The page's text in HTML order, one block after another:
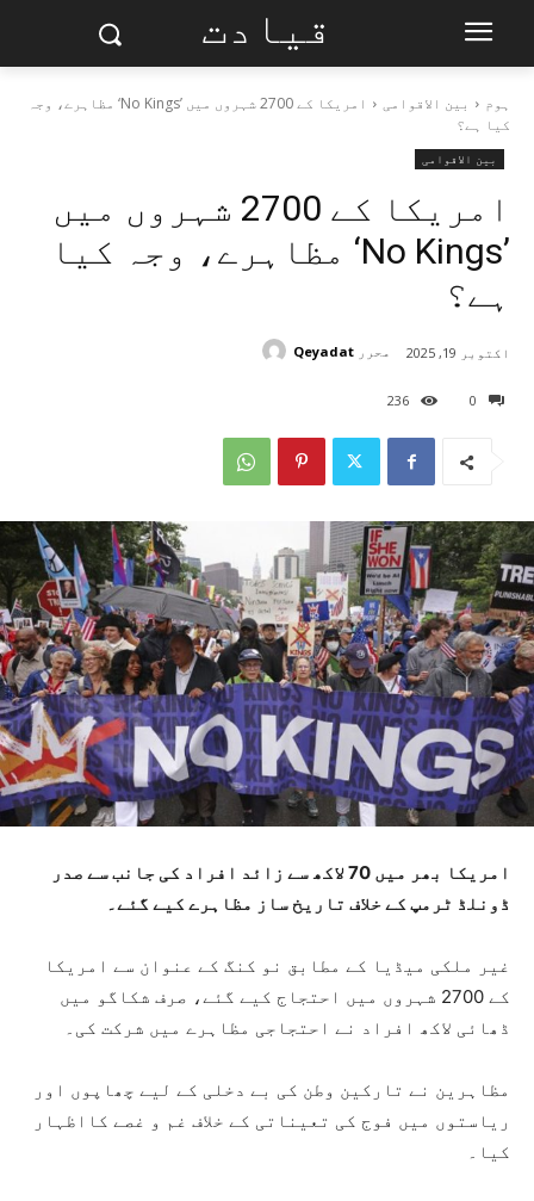
قیادت
ہوم بین الاقوامی
امریکا کے 2700 شہروں میں ’No Kings‘ مظاہرے، وجہ
کیا ہے؟
بین الاقوامی
امریکا کے 2700 شہروں میں
’No Kings‘ مظاہرے، وجہ کیا
ہے؟
0
236
اکتوبر 19, 2025 محرر Qeyadat
امریکا بھر میں 70 لاکھ سے زائد افراد کی جانب سے صدر
ڈونلڈ ٹرمپ کے خلاف تاریخ ساز مظاہرے کیے گئے۔
غیر ملکی میڈیا کے مطابق نو کنگ کے عنوان سے امریکا
کے 2700 شہروں میں احتجاج کیے گئے، صرف شکاگو میں
ڈھائی لاکھ افراد نے احتجاجی مظاہرے میں شرکت کی۔
مظاہرین نے تارکین وطن کی بے دخلی کے لیے چھاپوں اور
ریاستوں میں فوج کی تعیناتی کے خلاف غم و غصے کااظہار
کیا۔